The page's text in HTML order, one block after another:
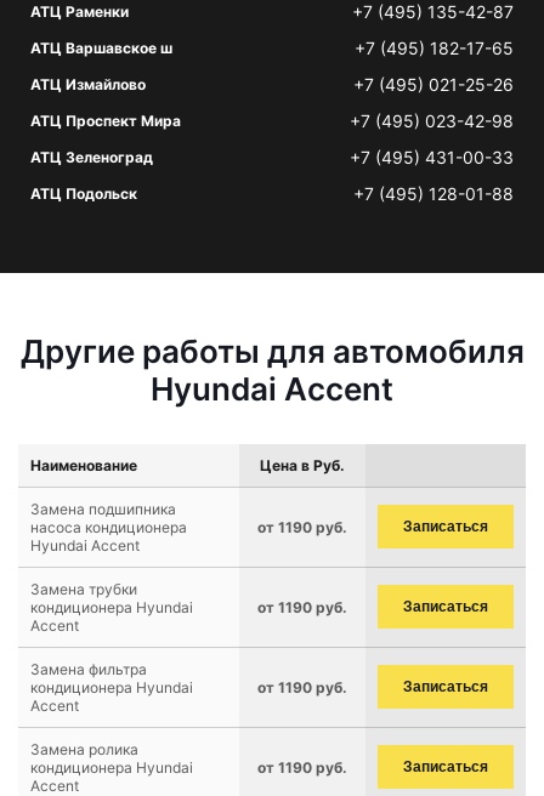
АТЦ Раменки +7 (495) 135-42-87
АТЦ Варшавское ш +7 (495) 182-17-65
АТЦ Измайлово +7 (495) 021-25-26
АТЦ Проспект Мира +7 (495) 023-42-98
АТЦ Зеленоград +7 (495) 431-00-33
АТЦ Подольск +7 (495) 128-01-88
Другие работы для автомобиля
Hyundai Accent
Наименование Цена в Руб.
Замена подшипника
насоса кондиционера
Hyundai Accent
от 1190 руб. Записаться
Замена трубки
кондиционера Hyundai
Accent
от 1190 руб. Записаться
Замена фильтра
кондиционера Hyundai
Accent
от 1190 руб. Записаться
Замена ролика
кондиционера Hyundai
Accent
от 1190 руб. Записаться